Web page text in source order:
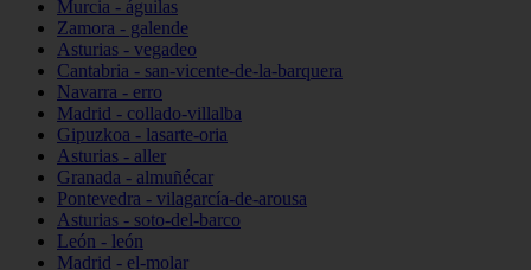
Murcia - águilas
Zamora - galende
Asturias - vegadeo
Cantabria - san-vicente-de-la-barquera
Navarra - erro
Madrid - collado-villalba
Gipuzkoa - lasarte-oria
Asturias - aller
Granada - almuñécar
Pontevedra - vilagarcía-de-arousa
Asturias - soto-del-barco
León - león
Madrid - el-molar